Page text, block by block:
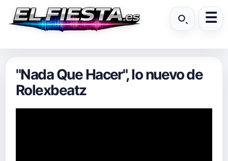
"Nada Que Hacer", lo nuevo de
Rolexbeatz